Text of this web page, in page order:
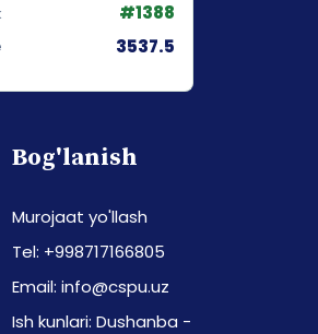
#1388
3537.5
Bog'lanish
Murojaat yo'llash
Tel: +998717166805
Email: info@cspu.uz
Ish kunlari: Dushanba -